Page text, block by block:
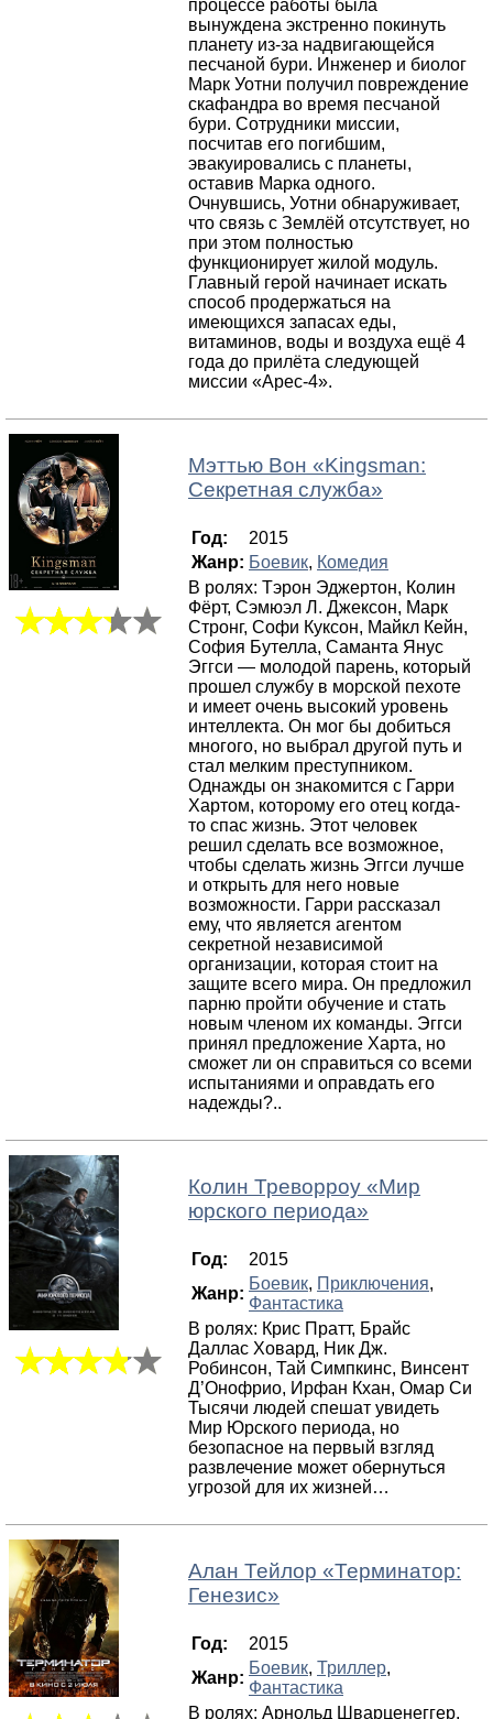
процессе работы была
вынуждена экстренно покинуть
планету из-за надвигающейся
песчаной бури. Инженер и биолог
Марк Уотни получил повреждение
скафандра во время песчаной
бури. Сотрудники миссии,
посчитав его погибшим,
эвакуировались с планеты,
оставив Марка одного.
Очнувшись, Уотни обнаруживает,
что связь с Землёй отсутствует, но
при этом полностью
функционирует жилой модуль.
Главный герой начинает искать
способ продержаться на
имеющихся запасах еды,
витаминов, воды и воздуха ещё 4
года до прилёта следующей
миссии «Арес-4».
Мэттью Вон «Kingsman:
Секретная служба»
Год:
2015
Жанр: Боевик, Комедия
В ролях: Тэрон Эджертон, Колин
Фёрт, Сэмюэл Л. Джексон, Марк
Стронг, Софи Куксон, Майкл Кейн,
София Бутелла, Саманта Янус
Эггси — молодой парень, который
прошел службу в морской пехоте
и имеет очень высокий уровень
интеллекта. Он мог бы добиться
многого, но выбрал другой путь и
стал мелким преступником.
Однажды он знакомится с Гарри
Хартом, которому его отец когда-
то спас жизнь. Этот человек
решил сделать все возможное,
чтобы сделать жизнь Эггси лучше
и открыть для него новые
возможности. Гарри рассказал
ему, что является агентом
секретной независимой
организации, которая стоит на
защите всего мира. Он предложил
парню пройти обучение и стать
новым членом их команды. Эггси
принял предложение Харта, но
сможет ли он справиться со всеми
испытаниями и оправдать его
надежды?..
Колин Треворроу «Мир
юрского периода»
Год:
2015
Жанр:
Боевик, Приключения,
Фантастика
В ролях: Крис Пратт, Брайс
Даллас Ховард, Ник Дж.
Робинсон, Тай Симпкинс, Винсент
Д’Онофрио, Ирфан Кхан, Омар Си
Тысячи людей спешат увидеть
Мир Юрского периода, но
безопасное на первый взгляд
развлечение может обернуться
угрозой для их жизней…
Алан Тейлор «Терминатор:
Генезис»
Год:
2015
Жанр:
Боевик, Триллер,
Фантастика
В ролях: Арнольд Шварценеггер,